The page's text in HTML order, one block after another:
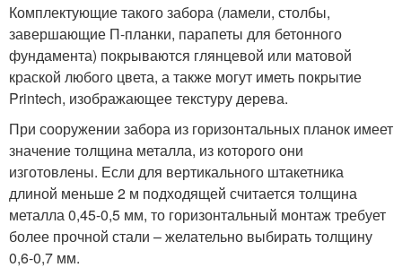
Комплектующие такого забора (ламели, столбы,
завершающие П-планки, парапеты для бетонного
фундамента) покрываются глянцевой или матовой
краской любого цвета, а также могут иметь покрытие
Printech, изображающее текстуру дерева.
При сооружении забора из горизонтальных планок имеет
значение толщина металла, из которого они
изготовлены. Если для вертикального штакетника
длиной меньше 2 м подходящей считается толщина
металла 0,45-0,5 мм, то горизонтальный монтаж требует
более прочной стали – желательно выбирать толщину
0,6-0,7 мм.